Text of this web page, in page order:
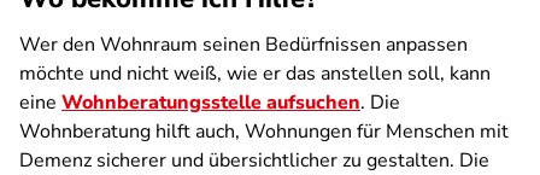
Wer den Wohnraum seinen Bedürfnissen anpassen
möchte und nicht weiß, wie er das anstellen soll, kann
eine Wohnberatungsstelle aufsuchen. Die
Wohnberatung hilft auch, Wohnungen für Menschen mit
Demenz sicherer und übersichtlicher zu gestalten. Die